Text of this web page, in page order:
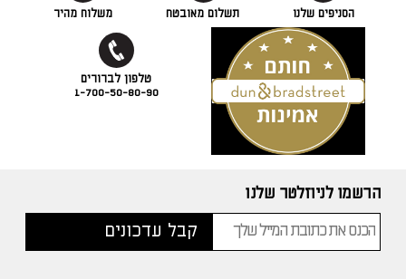
הסניפים שלנו תשלום מאובטח משלוח מהיר
1-700-50-80-90
הרשמו לניוזלטר שלנו